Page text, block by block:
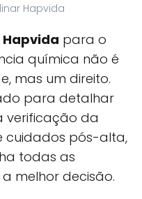
Hapvida
para o
química não é
mas um direito.
para detalhar
verificação da
cuidados pós-alta,
todas as
melhor decisão.